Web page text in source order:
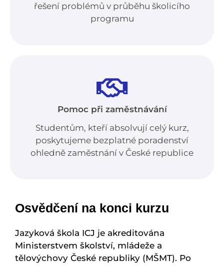
řešení problémů v průběhu školicího
programu
Pomoc při zaměstnávání
Studentům, kteří absolvují celý kurz,
poskytujeme bezplatné poradenství
ohledně zaměstnání v České republice
Osvědčení na konci kurzu
Jazyková škola ICJ je akreditována
Ministerstvem školství, mládeže a
tělovýchovy České republiky (MŠMT). Po